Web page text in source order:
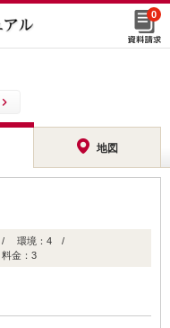
0
地図
/ 環境：4 /
金：3